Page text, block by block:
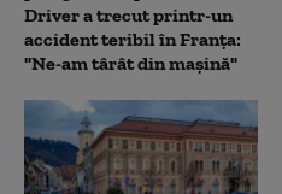
Driver a trecut printr-un
accident teribil în Franța:
"Ne-am târât din mașină"